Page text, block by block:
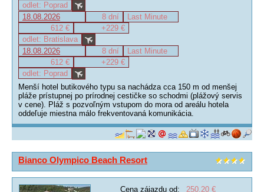
odlet: Poprad
18.08.2026
8 dní
Last Minute
612 €
+229 €
odlet: Bratislava
18.08.2026
8 dní
Last Minute
612 €
+229 €
odlet: Poprad
Menší hotel butikového typu sa nachádza cca 150 m od menšej
pláže prístupnej po prírodnej cestičke so schodmi (plážový servis
v cene). Pláž s pozvoľným vstupom do mora od areálu hotela
oddeľuje miestna málo frekventovaná komunikácia.
Bianco Olympico Beach Resort
Cena zájazdu od:
250,20 €